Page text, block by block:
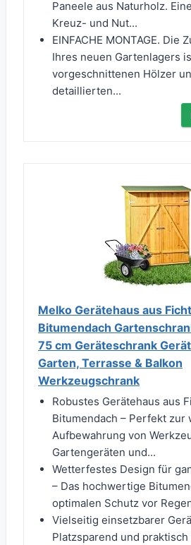
Paneele aus Naturholz.
Kreuz- und Nut...
EINFACHE MONTAGE. Die
Ihres neuen Gartenlagers
vorgeschnittenen Hölzer
detaillierten...
Melko Gerätehaus aus
Bitumendach
75 cm Geräteschrank
Garten, Terrasse & Balkon
Werkzeugschrank
Robustes Gerätehaus aus
Bitumendach – Perfekt zur
Aufbewahrung von
Gartengeräten und...
Wetterfestes Design für
– Das hochwertige
optimalen Schutz vor
Vielseitig einsetzbarer
Platzsparend und